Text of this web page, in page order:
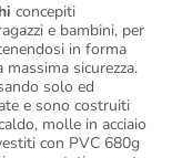
concepiti
e bambini, per
in forma
sicurezza.
solo ed
e sono costruiti
molle in acciaio
con PVC 680g